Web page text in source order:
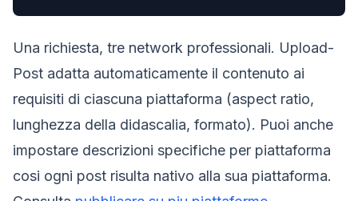
Una richiesta, tre network professionali. Upload-
Post adatta automaticamente il contenuto ai
requisiti di ciascuna piattaforma (aspect ratio,
lunghezza della didascalia, formato). Puoi anche
impostare descrizioni specifiche per piattaforma
cosi ogni post risulta nativo alla sua piattaforma.